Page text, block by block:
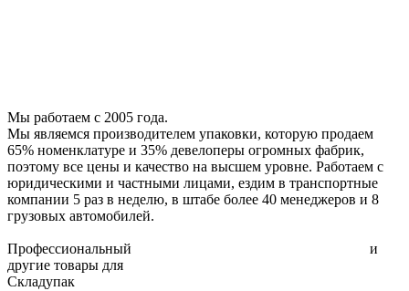
Мы работаем с 2005 года.
Мы являемся производителем упаковки, которую продаем
65% номенклатуре и 35% девелоперы огромных фабрик,
поэтому все цены и качество на высшем уровне. Работаем с
юридическими и частными лицами, ездим в транспортные
компании 5 раз в неделю, в штабе более 40 менеджеров и 8
грузовых автомобилей.
Профессиональный
и
другие товары для
Складупак